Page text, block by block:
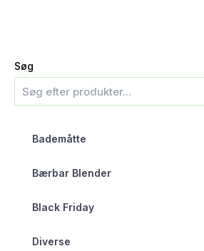
Søg
Bademåtte
Bærbar Blender
Black Friday
Diverse